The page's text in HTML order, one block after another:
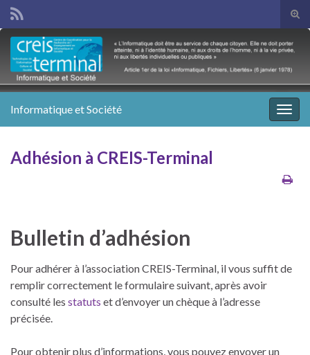
Search for:
Informatique et Société
Adhésion à CREIS-Terminal
Bulletin d’adhésion
Pour adhérer à l’association CREIS-Terminal, il vous suffit de
remplir correctement le formulaire suivant, après avoir
consulté les statuts et d’envoyer un chèque à l’adresse
précisée.
Pour obtenir plus d’informations, vous pouvez envoyer un